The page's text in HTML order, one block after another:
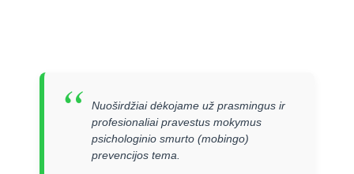
“
Nuoširdžiai dėkojame už prasmingus ir
profesionaliai pravestus mokymus
psichologinio smurto (mobingo)
prevencijos tema.